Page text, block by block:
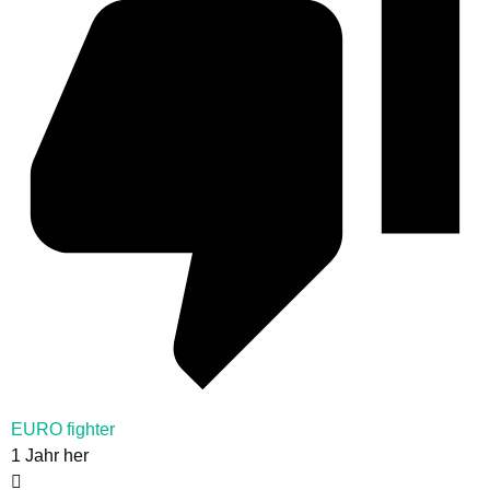
EURO fighter
1 Jahr her